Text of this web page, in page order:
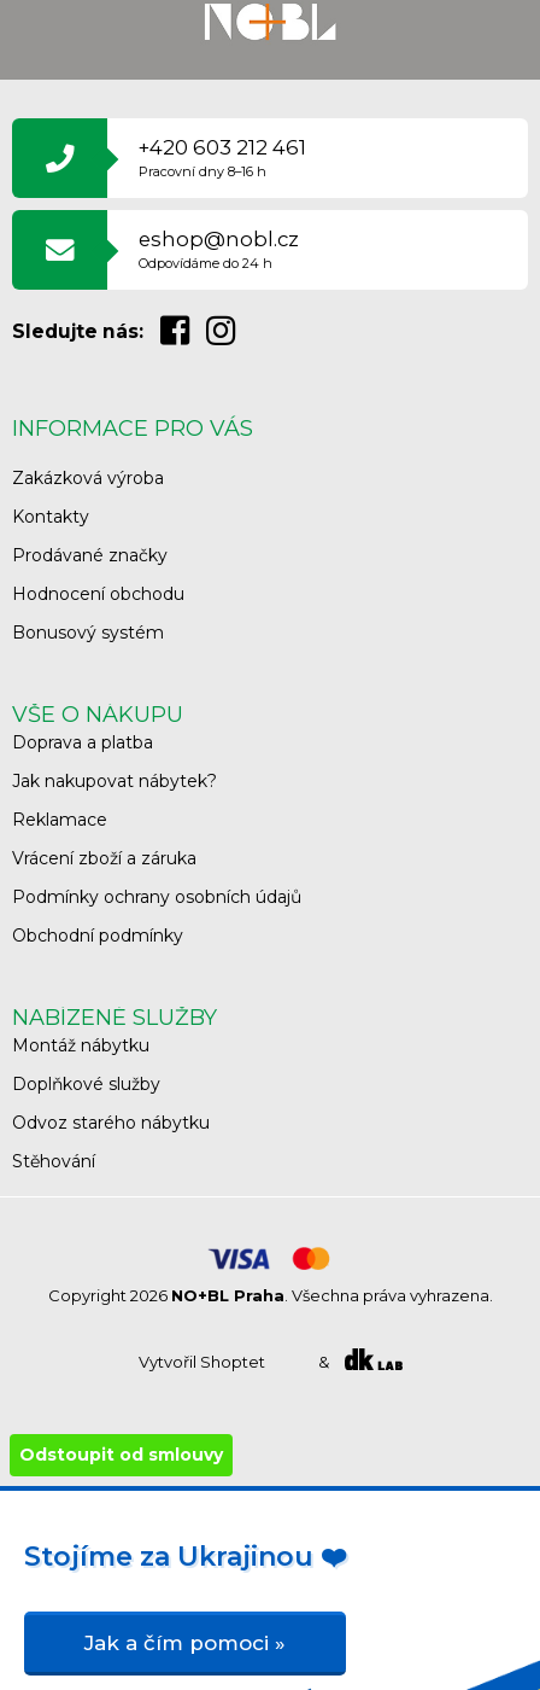
Á
T
+420 603 212 461
Pracovní dny 8–16 h
eshop@nobl.cz
Odpovídáme do 24 h
Sledujte nás:
INFORMACE PRO VÁS
Zakázková výroba
Kontakty
Prodávané značky
Hodnocení obchodu
Bonusový systém
VŠE O NÁKUPU
Doprava a platba
Jak nakupovat nábytek?
Reklamace
Vrácení zboží a záruka
Podmínky ochrany osobních údajů
Obchodní podmínky
NABÍZENÉ SLUŽBY
Montáž nábytku
Doplňkové služby
Odvoz starého nábytku
Stěhování
Vytvořil Shoptet &
Copyright 2026 NO+BL Praha. Všechna práva vyhrazena.
Odstoupit od smlouvy
Stojíme za Ukrajinou ❤️
Jak a čím pomoci »